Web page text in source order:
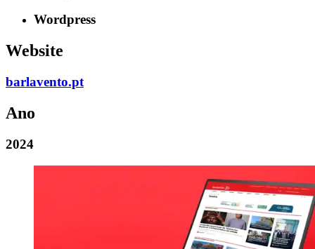
Wordpress
Website
barlavento.pt
Ano
2024